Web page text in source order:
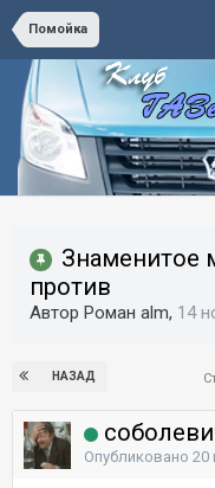
Помойка
Знаменитое
против
Автор Роман alm, 14
НАЗАД
Опубликовано 20